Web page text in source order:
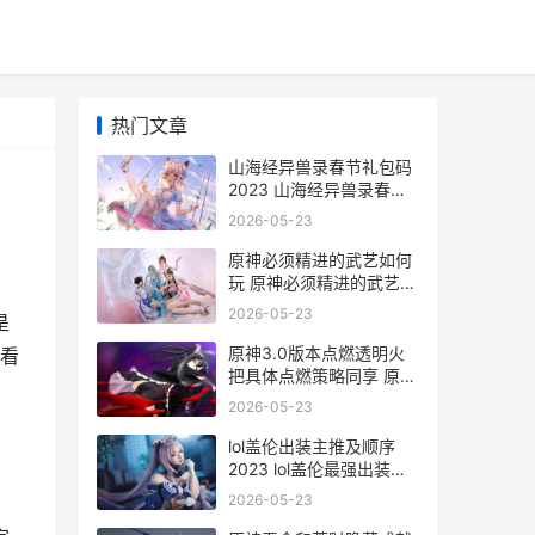
热门文章
山海经异兽录春节礼包码
2023 山海经异兽录春节
活动
2026-05-23
原神必须精进的武艺如何
玩 原神必须精进的武艺隐
藏任务
2026-05-23
原神3.0版本点燃透明火
把具体点燃策略同享 原神
30秒点燃所有火盆
2026-05-23
lol盖伦出装主推及顺序
2023 lol盖伦最强出装
2020
2026-05-23